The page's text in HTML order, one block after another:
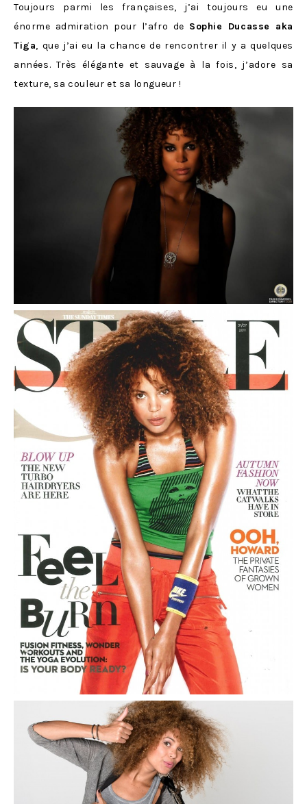
Toujours parmi les françaises, j’ai toujours eu une
énorme admiration pour l’afro de Sophie Ducasse aka
Tiga, que j’ai eu la chance de rencontrer il y a quelques
années. Très élégante et sauvage à la fois, j’adore sa
texture, sa couleur et sa longueur !